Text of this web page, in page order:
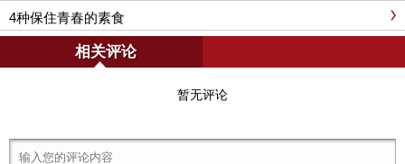
4种保住青春的素食
相关评论
暂无评论